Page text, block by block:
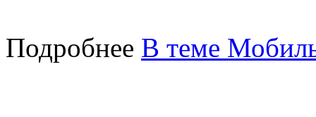
Подробнее В теме